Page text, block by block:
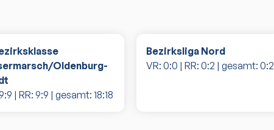
Oldenburg-
:9 | RR: 9:9 | gesamt: 18:18
Bezirksliga Nord
VR: 0:0 | RR: 0:2 | gesamt: 0:2